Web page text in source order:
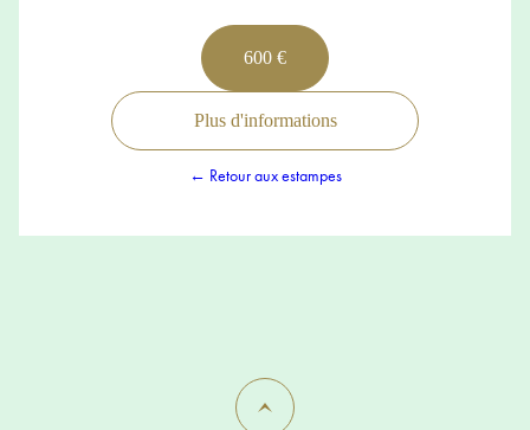
600 €
Plus d'informations
← Retour aux estampes